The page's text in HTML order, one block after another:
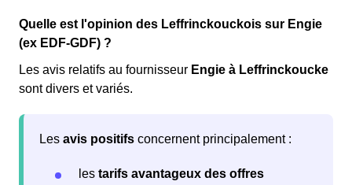
Quelle est l'opinion des Leffrinckouckois sur Engie
(ex EDF-GDF) ?
Les avis relatifs au fournisseur Engie à Leffrinckoucke
sont divers et variés.
Les avis positifs concernent principalement :
les tarifs avantageux des offres